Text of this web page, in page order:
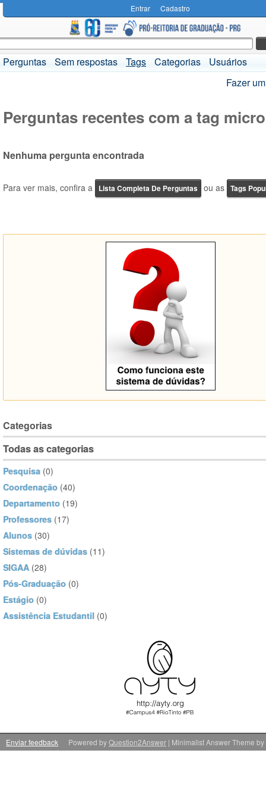
Entrar Cadastro
Perguntas Sem respostas Tags Categorias
Usuários
Fazer
Perguntas recentes com a tag
Nenhuma pergunta encontrada
Para ver mais, confira a Lista Completa De Perguntas ou as Tags
Categorias
Todas as categorias
Pesquisa (0)
Coordenação (40)
Departamento (19)
Professores (17)
Alunos (30)
Sistemas de dúvidas (11)
SIGAA (28)
Pós-Graduação (0)
Estágio (0)
Assistência Estudantil (0)
Enviar feedback | Minimalist Answer Theme by
Powered byQuestion2Answer